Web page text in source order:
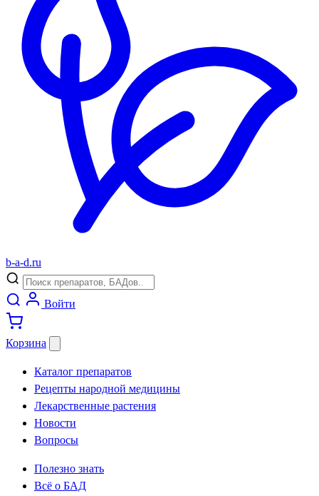
b-a-d.ru
Войти
Корзина
Каталог препаратов
Рецепты народной медицины
Лекарственные растения
Новости
Вопросы
Полезно знать
Всё о БАД